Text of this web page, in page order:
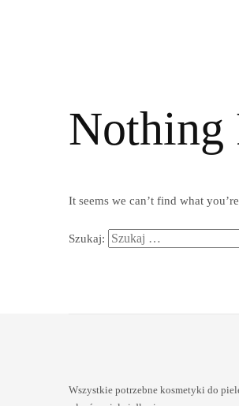
Nothing
It seems we can’t find what
Szukaj:
Wszystkie potrzebne kosmetyki do